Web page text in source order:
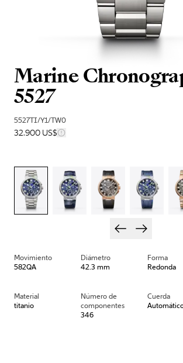
Marine
5527
5527TI/Y1/TW0
32.900 US$
Movimiento
582QA
Diámetro
42.3 mm
Forma
Redonda
Material
titanio
Número de
componentes
346
Cuerda